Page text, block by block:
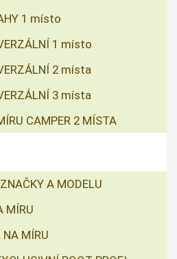
1 místo
1 místo
2 místa
3 místa
CAMPER 2 MÍSTA
A MODELU
MÍRU
NA MÍRU